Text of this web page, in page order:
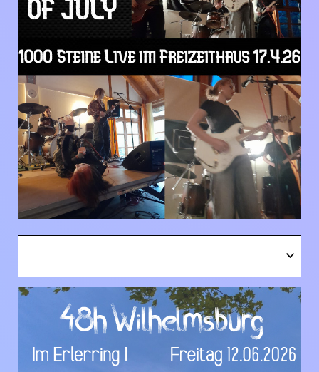
1000 Steine im Freizeithaus 17.04.26